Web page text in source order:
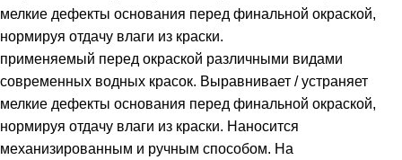
мелкие дефекты основания перед финальной окраской,
нормируя отдачу влаги из краски.
применяемый перед окраской различными видами
современных водных красок. Выравнивает / устраняет
мелкие дефекты основания перед финальной окраской,
нормируя отдачу влаги из краски. Наносится
механизированным и ручным способом. На